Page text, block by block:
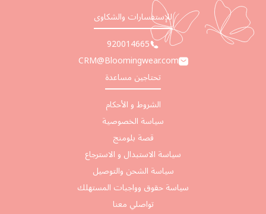
للإستفسارات والشكاوى
920014665
CRM@Bloomingwear.com
تحتاجين مساعدة
الشروط و الأحكام
سياسة الخصوصية
قصة بلومنج
سياسة الاستبدال و الاسترجاع
سياسة الشحن والتوصيل
سياسة حقوق وواجبات المستهلك
تواصلي معنا